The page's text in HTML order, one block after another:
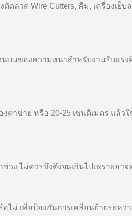
ลวด Wire Cutters, คีม, เครื่องเย็บ
นของความหนาสำหรับงานรับแรงดึ
าข่าย หรือ 20-25 เซนติเมตร แล้ว
ง ไม่ควรขึงตึงจนเกินไปเพราะอา
ไม่ เพื่อป้องกันการเคลื่อนย้ายระหว่